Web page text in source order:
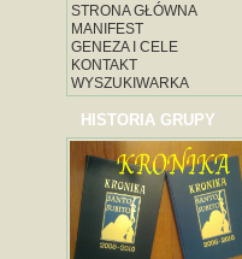
STRONA GŁÓWNA
MANIFEST
GENEZA I CELE
KONTAKT
WYSZUKIWARKA
HISTORIA GRUPY